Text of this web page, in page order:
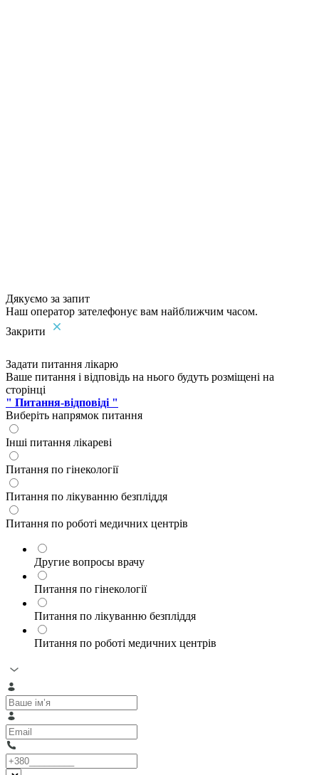
Дякуємо за запит
Наш оператор зателефонує вам найближчим часом.
Закрити
Задати питання лікарю
Ваше питання і відповідь на нього будуть розміщені на
сторінці
" Питання-відповіді "
Виберіть напрямок питання
Інші питання лікареві
Питання по гінекології
Питання по лікуванню безпліддя
Питання по роботі медичних центрів
Другие вопросы врачу
Питання по гінекології
Питання по лікуванню безпліддя
Питання по роботі медичних центрів